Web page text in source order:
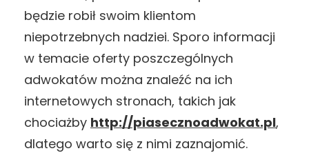
będzie robił swoim klientom
niepotrzebnych nadziei. Sporo informacji
w temacie oferty poszczególnych
adwokatów można znaleźć na ich
internetowych stronach, takich jak
chociażby http://piasecznoadwokat.pl,
dlatego warto się z nimi zaznajomić.